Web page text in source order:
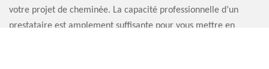
votre projet de cheminée. La capacité professionnelle d’un
prestataire est amplement suffisante pour vous mettre en